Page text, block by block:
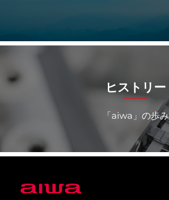
ヒストリー
「aiwa」の歩み